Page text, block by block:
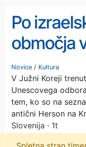
Po
območja
Novice / Kultura
V Južni Koreji
Unescovega
tem, ko so na
antični Herson na
Slovenija · 1t